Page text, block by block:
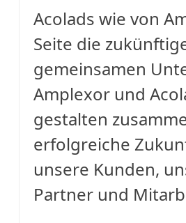
Acolads wie von
Seite die
gemeinsamen
Amplexor und
gestalten
erfolgreiche
unsere Kunden,
Partner und